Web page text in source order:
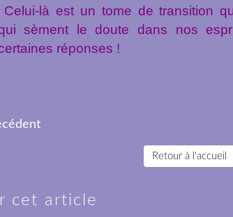
Celui-là est un tome de transition
sèment le doute dans nos
réponses !
Retour à l'accueil
cet article